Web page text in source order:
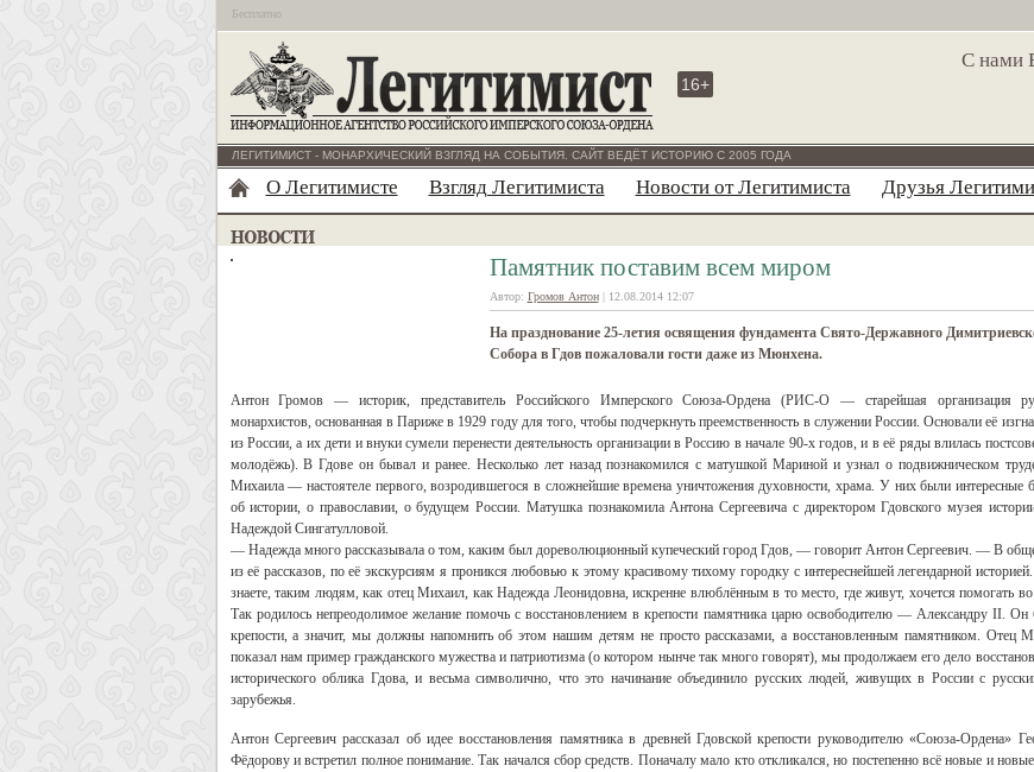
Бесплатно
С нами
16+
ЛЕГИТИМИСТ - МОНАРХИЧЕСКИЙ ВЗГЛЯД НА СОБЫТИЯ. САЙТ ВЕДЁТ ИСТОРИЮ С 2005 ГОДА
О Легитимисте Взгляд Легитимиста Новости от Легитимиста Друзья
Памятник поставим всем миром
Автор: Громов Антон| 12.08.2014 12:07
На празднование 25-летия освящения фундамента Свято-Державного
Собора в Гдов пожаловали гости даже из Мюнхена.
Антон Громов — историк, представитель Российского Имперского Союза-Ордена (РИС-О — старейшая организация
монархистов, основанная в Париже в 1929 году для того, чтобы подчеркнуть преемственность в служении России. Основали её
из России, а их дети и внуки сумели перенести деятельность организации в Россию в начале 90-х годов, и в её ряды влилась
молодёжь). В Гдове он бывал и ранее. Несколько лет назад познакомился с матушкой Мариной и узнал о подвижническом
Михаила — настоятеле первого, возродившегося в сложнейшие времена уничтожения духовности, храма. У них были интересные
об истории, о православии, о будущем России. Матушка познакомила Антона Сергеевича с директором Гдовского музея
Надеждой Сингатулловой.
— Надежда много рассказывала о том, каким был дореволюционный купеческий город Гдов, — говорит Антон Сергеевич. — В
из её рассказов, по её экскурсиям я проникся любовью к этому красивому тихому городку с интереснейшей легендарной
знаете, таким людям, как отец Михаил, как Надежда Леонидовна, искренне влюблённым в то место, где живут, хочется помогать
Так родилось непреодолимое желание помочь с восстановлением в крепости памятника царю освободителю — Александру II.
крепости, а значит, мы должны напомнить об этом нашим детям не просто рассказами, а восстановленным памятником. Отец
показал нам пример гражданского мужества и патриотизма (о котором нынче так много говорят), мы продолжаем его дело
исторического облика Гдова, и весьма символично, что это начинание объединило русских людей, живущих в России с
зарубежья.
Антон Сергеевич рассказал об идее восстановления памятника в древней Гдовской крепости руководителю «Союза-Ордена»
Фёдорову и встретил полное понимание. Так начался сбор средств. Поначалу мало кто откликался, но постепенно всё новые и